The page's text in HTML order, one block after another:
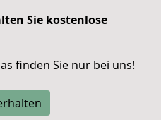
Sie kostenlose
finden Sie nur bei uns!